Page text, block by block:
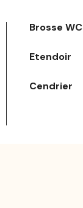
Brosse WC
Etendoir
Cendrier